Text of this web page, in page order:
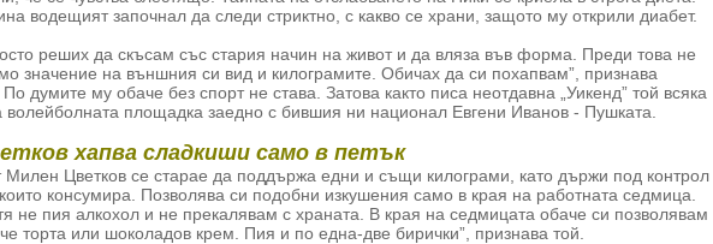
водещият започнал да следи стриктно, с какво се храни, защото му открили диабет.
реших да скъсам със стария начин на живот и да вляза във форма. Преди това не
значение на външния си вид и килограмите. Обичах да си похапвам”, признава
думите му обаче без спорт не става. Затова както писа неотдавна „Уикенд” той всяка
площадка заедно с бившия ни национал Евгени Иванов - Пушката.
хапва сладкиши само в петък
Цветков се старае да поддържа едни и същи килограми, като държи под контрол
консумира. Позволява си подобни изкушения само в края на работната седмица.
не пия алкохол и не прекалявам с храната. В края на седмицата обаче си позволявам
торта или шоколадов крем. Пия и по една-две бирички”, признава той.